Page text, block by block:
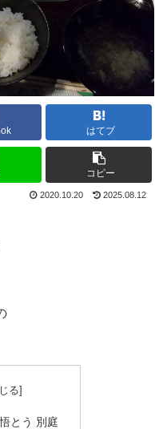
はてブ
コピー
2020.10.20 2025.08.12
とう 別庭